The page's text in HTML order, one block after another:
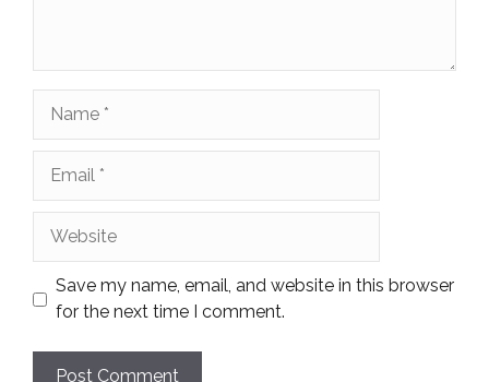
Save my name, email, and website in this browser
for the next time I comment.